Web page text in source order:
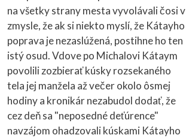
na všetky strany mesta vyvolávali čosi v
zmysle, že ak si niekto myslí, že Kátayho
poprava je nezaslúžená, postihne ho ten
istý osud. Vdove po Michalovi Kátaym
povolili zozbierať kúsky rozsekaného
tela jej manžela až večer okolo ôsmej
hodiny a kronikár nezabudol dodať, že
cez deň sa "neposedné deťúrence"
navzájom ohadzovali kúskami Kátayho